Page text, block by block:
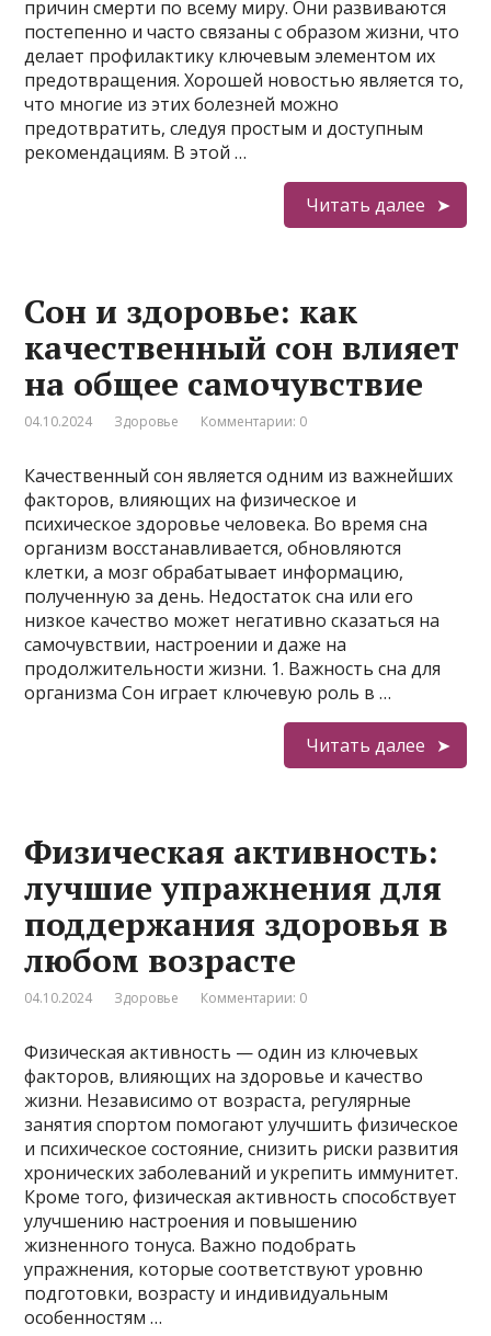
причин смерти по всему миру. Они развиваются
постепенно и часто связаны с образом жизни, что
делает профилактику ключевым элементом их
предотвращения. Хорошей новостью является то,
что многие из этих болезней можно
предотвратить, следуя простым и доступным
рекомендациям. В этой …
Читать далее
Сон и здоровье: как
качественный сон влияет
на общее самочувствие
04.10.2024 Здоровье Комментарии: 0
Качественный сон является одним из важнейших
факторов, влияющих на физическое и
психическое здоровье человека. Во время сна
организм восстанавливается, обновляются
клетки, а мозг обрабатывает информацию,
полученную за день. Недостаток сна или его
низкое качество может негативно сказаться на
самочувствии, настроении и даже на
продолжительности жизни. 1. Важность сна для
организма Сон играет ключевую роль в …
Читать далее
Физическая активность:
лучшие упражнения для
поддержания здоровья в
любом возрасте
04.10.2024 Здоровье Комментарии: 0
Физическая активность — один из ключевых
факторов, влияющих на здоровье и качество
жизни. Независимо от возраста, регулярные
занятия спортом помогают улучшить физическое
и психическое состояние, снизить риски развития
хронических заболеваний и укрепить иммунитет.
Кроме того, физическая активность способствует
улучшению настроения и повышению
жизненного тонуса. Важно подобрать
упражнения, которые соответствуют уровню
подготовки, возрасту и индивидуальным
особенностям …